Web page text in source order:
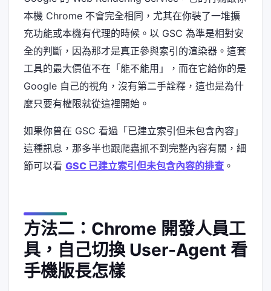
本機 Chrome 不會完全相同，尤其在你裝了一堆擴
充功能或本機有代理的時候。以 GSC 為準是相對安
全的判斷，因為那才是真正參與索引的渲染器。這套
工具的最大價值不在「能不能用」，而在它給你的是
Google 自己的視角，沒有第二手詮釋，這也是為什
麼只要有權限就從這裡開始。
如果你曾在 GSC 看過「已建立索引但未包含內容」
這種訊息，那多半也跟爬蟲抓不到完整內容有關，細
節可以看 GSC 已建立索引但未包含內容的排查 。
方法二：Chrome 開發人員工
具，自己切換 User-Agent 看
手機版長怎樣